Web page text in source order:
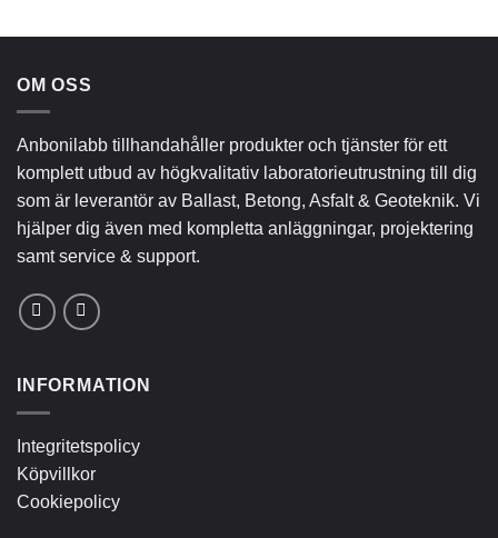
OM OSS
Anbonilabb tillhandahåller produkter och tjänster för ett
komplett utbud av högkvalitativ laboratorieutrustning till dig
som är leverantör av Ballast, Betong, Asfalt & Geoteknik. Vi
hjälper dig även med kompletta anläggningar, projektering
samt service & support.
INFORMATION
Integritetspolicy
Köpvillkor
Cookiepolicy